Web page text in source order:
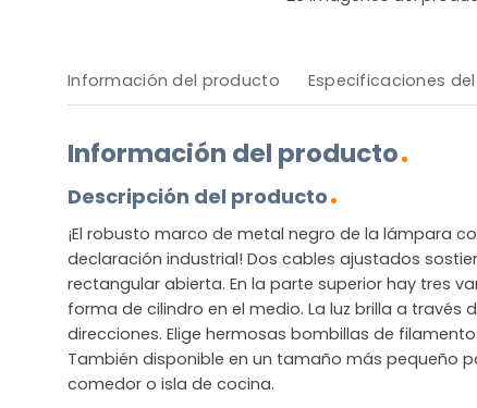
Información del producto Especificaciones
Información del producto
Descripción del producto
¡El robusto marco de metal negro de la lámpara
declaración industrial! Dos cables ajustados
rectangular abierta. En la parte superior hay tres
forma de cilindro en el medio. La luz brilla a través
direcciones. Elige hermosas bombillas de
También disponible en un tamaño más pequeño
comedor o isla de cocina.